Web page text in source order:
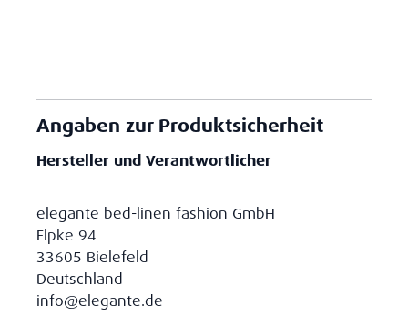
Angaben zur Produktsicherheit
Hersteller und Verantwortlicher
elegante bed-linen fashion GmbH
Elpke 94
33605 Bielefeld
Deutschland
info@elegante.de